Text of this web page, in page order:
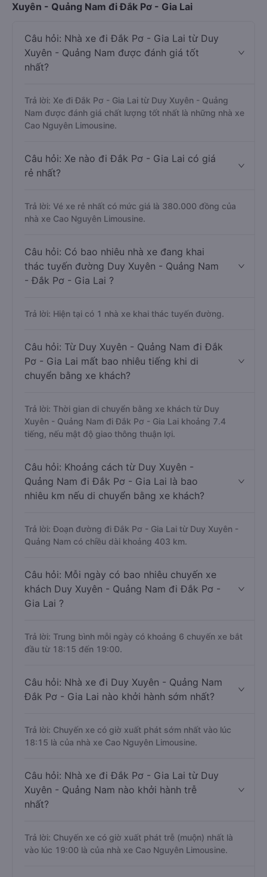
Xuyên - Quảng Nam đi Đắk Pơ - Gia Lai
Câu hỏi: Nhà xe đi Đắk Pơ - Gia Lai từ Duy
Xuyên - Quảng Nam được đánh giá tốt
nhất?
Trả lời: Xe đi Đắk Pơ - Gia Lai từ Duy Xuyên - Quảng
Nam được đánh giá chất lượng tốt nhất là những nhà xe
Cao Nguyên Limousine.
Câu hỏi: Xe nào đi Đắk Pơ - Gia Lai có giá
rẻ nhất?
Trả lời: Vé xe rẻ nhất có mức giá là 380.000 đồng của
nhà xe Cao Nguyên Limousine.
Câu hỏi: Có bao nhiêu nhà xe đang khai
thác tuyến đường Duy Xuyên - Quảng Nam
- Đắk Pơ - Gia Lai ?
Trả lời: Hiện tại có 1 nhà xe khai thác tuyến đường.
Câu hỏi: Từ Duy Xuyên - Quảng Nam đi Đắk
Pơ - Gia Lai mất bao nhiêu tiếng khi di
chuyển bằng xe khách?
Trả lời: Thời gian di chuyển bằng xe khách từ Duy
Xuyên - Quảng Nam đi Đắk Pơ - Gia Lai khoảng 7.4
tiếng, nếu mật độ giao thông thuận lợi.
Câu hỏi: Khoảng cách từ Duy Xuyên -
Quảng Nam đi Đắk Pơ - Gia Lai là bao
nhiêu km nếu di chuyển bằng xe khách?
Trả lời: Đoạn đường đi Đắk Pơ - Gia Lai từ Duy Xuyên -
Quảng Nam có chiều dài khoảng 403 km.
Câu hỏi: Mỗi ngày có bao nhiêu chuyến xe
khách Duy Xuyên - Quảng Nam đi Đắk Pơ -
Gia Lai ?
Trả lời: Trung bình mỗi ngày có khoảng 6 chuyến xe bắt
đầu từ 18:15 đến 19:00.
Câu hỏi: Nhà xe đi Duy Xuyên - Quảng Nam
Đắk Pơ - Gia Lai nào khởi hành sớm nhất?
Trả lời: Chuyến xe có giờ xuất phát sớm nhất vào lúc
18:15 là của nhà xe Cao Nguyên Limousine.
Câu hỏi: Nhà xe đi Đắk Pơ - Gia Lai từ Duy
Xuyên - Quảng Nam nào khởi hành trễ
nhất?
Trả lời: Chuyến xe có giờ xuất phát trễ (muộn) nhất là
vào lúc 19:00 là của nhà xe Cao Nguyên Limousine.